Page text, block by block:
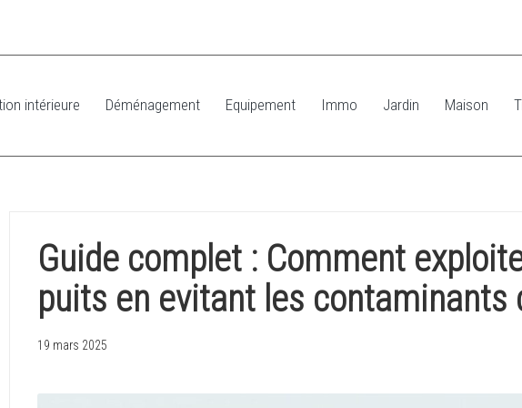
intérieure Déménagement Equipement Immo Jardin Maison
Guide complet : Comment
puits en evitant les contaminants
19 mars 2025